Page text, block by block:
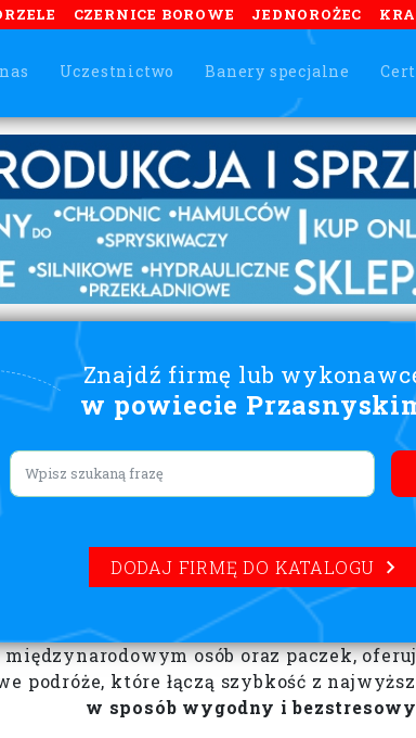
CZERNICE BOROWE JEDNOROŻEC
Uczestnictwo Banery specjalne
Znajdź firmę lub
w powiecie
Lorem ipsum
DODAJ FIRMĘ DO KATALOGU
osób oraz paczek,
podróże, które łączą szybkość z
w sposób wygodny i